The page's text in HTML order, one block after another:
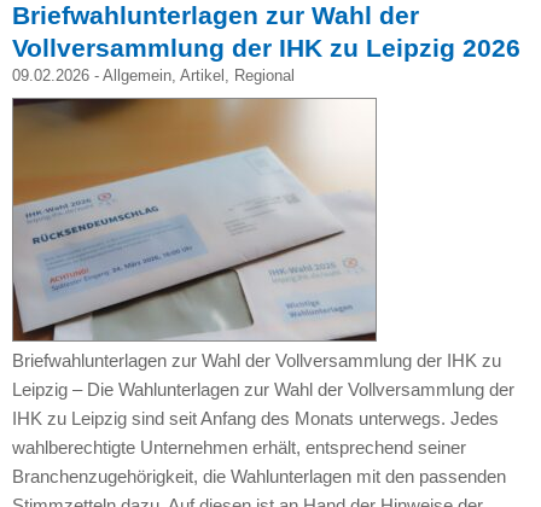
Briefwahlunterlagen zur Wahl der
Vollversammlung der IHK zu Leipzig 2026
09.02.2026 - Allgemein, Artikel , Regional
Briefwahlunterlagen zur Wahl der Vollversammlung der IHK zu
Leipzig – Die Wahlunterlagen zur Wahl der Vollversammlung der
IHK zu Leipzig sind seit Anfang des Monats unterwegs. Jedes
wahlberechtigte Unternehmen erhält, entsprechend seiner
Branchenzugehörigkeit, die Wahlunterlagen mit den passenden